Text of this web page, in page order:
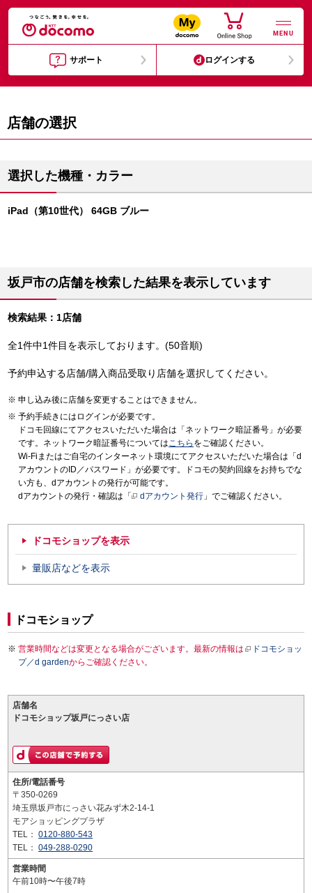
MENU
サポート ログインする
店舗の選択
選択した機種・カラー
iPad（第10世代） 64GB ブルー
坂戸市の店舗を検索した結果を表示しています
検索結果：1店舗
全1件中1件目を表示しております。(50音順)
予約申込する店舗/購入商品受取り店舗を選択してください。
申し込み後に店舗を変更することはできません。
予約手続きにはログインが必要です。
ドコモ回線にてアクセスいただいた場合は「ネットワーク暗証番号」が必要
です。ネットワーク暗証番号についてはこちら をご確認ください。
Wi-Fiまたはご自宅のインターネット環境にてアクセスいただいた場合は「d
アカウントのID／パスワード」が必要です。ドコモの契約回線をお持ちでな
い方も、dアカウントの発行が可能です。
dアカウントの発行・確認は「
dアカウント発行 」でご確認ください。
ドコモショップを表示
量販店などを表示
ドコモショップ
営業時間などは変更となる場合がございます。最新の情報は
ドコモショッ
プ／d gardenからご確認ください。
店舗名
ドコモショップ坂戸にっさい店
住所/電話番号
〒350-0269
埼玉県坂戸市にっさい花みず木2-14-1
モアショッピングプラザ
TEL： 0120-880-543
TEL： 049-288-0290
営業時間
午前10時〜午後7時